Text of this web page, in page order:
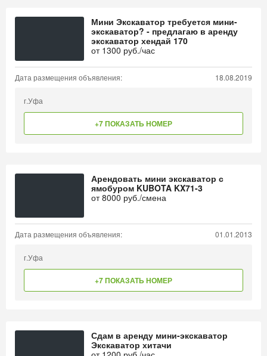
Мини Экскаватор требуется мини-
экскаватор? - предлагаю в аренду
экскаватор хендай 170
от 1300 руб./час
Дата размещения объявления: 18.08.2019
г.Уфа
+7 ПОКАЗАТЬ НОМЕР
Арендовать мини экскаватор с
ямобуром KUBOTA KX71-3
от8000 руб./смена
Дата размещения объявления: 01.01.2013
г.Уфа
+7 ПОКАЗАТЬ НОМЕР
Сдам в аренду мини-экскаватор
Экскаватор хитачи